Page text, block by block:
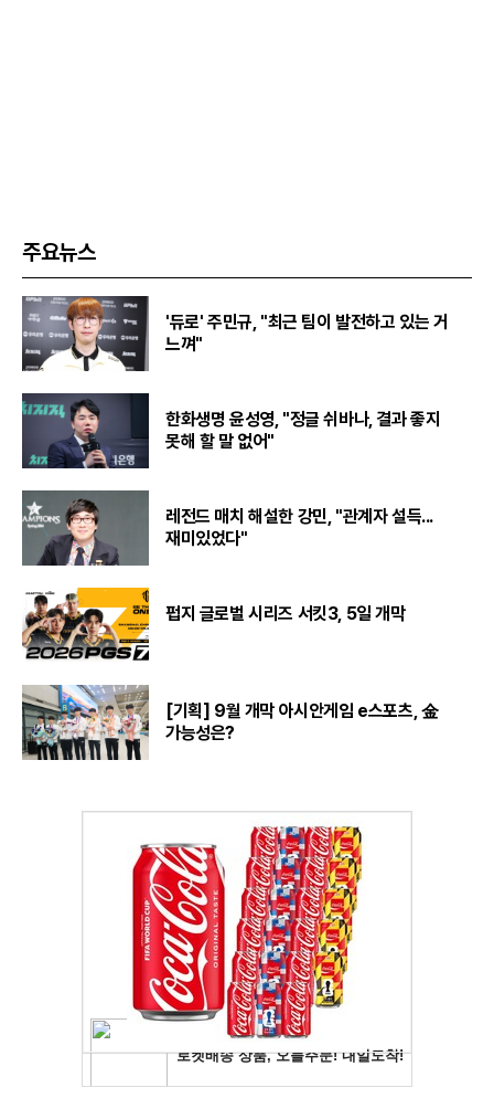
주요뉴스
'듀로' 주민규, "최근 팀이 발전하고 있는 거
느껴"
한화생명 윤성영, "정글 쉬바나, 결과 좋지
못해 할 말 없어"
레전드 매치 해설한 강민, "관계자 설득...
재미있었다"
펍지 글로벌 시리즈 서킷3, 5일 개막
[기획] 9월 개막 아시안게임 e스포츠, 金
가능성은?